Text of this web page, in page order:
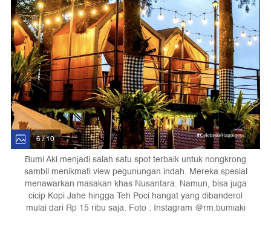
6 / 10
Bumi Aki menjadi salah satu spot terbaik untuk nongkrong
sambil menikmati view pegunungan indah. Mereka spesial
menawarkan masakan khas Nusantara. Namun, bisa juga
cicip Kopi Jahe hingga Teh Poci hangat yang dibanderol
mulai dari Rp 15 ribu saja. Foto : Instagram @rm.bumiaki